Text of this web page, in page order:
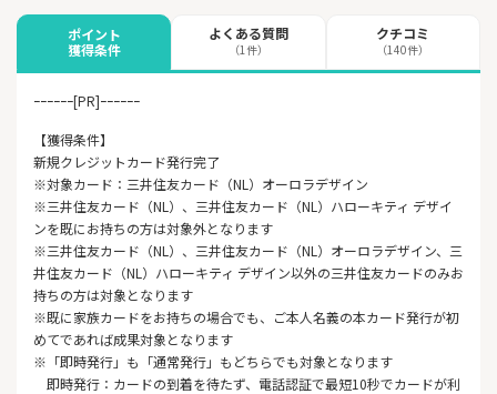
ポイント
獲得条件
よくある質問
（1件）
クチコミ
（140件）
ｰｰｰｰｰｰ[PR]ｰｰｰｰｰｰ
【獲得条件】
新規クレジットカード発行完了
※対象カード：三井住友カード（NL）オーロラデザイン
※三井住友カード（NL）、三井住友カード（NL）ハローキティ デザイ
ンを既にお持ちの方は対象外となります
※三井住友カード（NL）、三井住友カード（NL）オーロラデザイン、三
井住友カード（NL）ハローキティ デザイン以外の三井住友カードのみお
持ちの方は対象となります
※既に家族カードをお持ちの場合でも、ご本人名義の本カード発行が初
めてであれば成果対象となります
※「即時発行」も「通常発行」もどちらでも対象となります
即時発行：カードの到着を待たず、電話認証で最短10秒でカードが利